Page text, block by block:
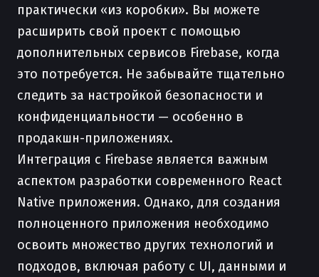
практически «из коробки». Вы можете
расширить свой проект с помощью
дополнительных сервисов Firebase, когда
это потребуется. Не забывайте тщательно
следить за настройкой безопасности и
конфиденциальности — особенно в
продакшн-приложениях.
Интеграция с Firebase является важным
аспектом разработки современного React
Native приложения. Однако, для создания
полноценного приложения необходимо
освоить множество других технологий и
подходов, включая работу с UI, данными и